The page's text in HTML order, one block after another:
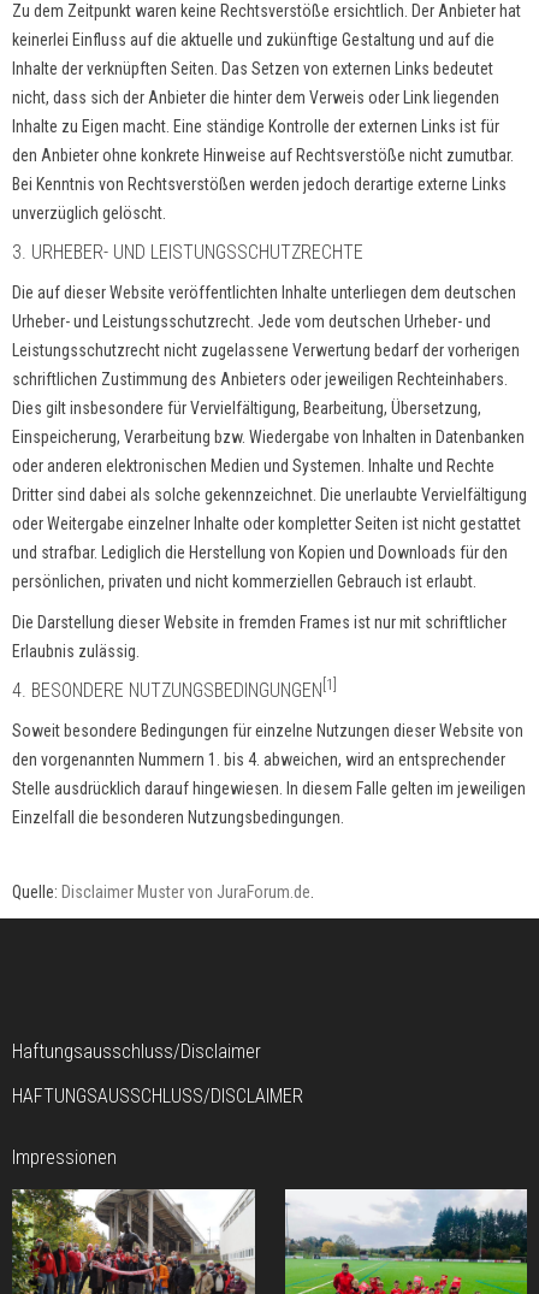
Zu dem Zeitpunkt waren keine Rechtsverstöße ersichtlich. Der Anbieter hat
keinerlei Einfluss auf die aktuelle und zukünftige Gestaltung und auf die
Inhalte der verknüpften Seiten. Das Setzen von externen Links bedeutet
nicht, dass sich der Anbieter die hinter dem Verweis oder Link liegenden
Inhalte zu Eigen macht. Eine ständige Kontrolle der externen Links ist für
den Anbieter ohne konkrete Hinweise auf Rechtsverstöße nicht zumutbar.
Bei Kenntnis von Rechtsverstößen werden jedoch derartige externe Links
unverzüglich gelöscht.
3. URHEBER- UND LEISTUNGSSCHUTZRECHTE
Die auf dieser Website veröffentlichten Inhalte unterliegen dem deutschen
Urheber- und Leistungsschutzrecht. Jede vom deutschen Urheber- und
Leistungsschutzrecht nicht zugelassene Verwertung bedarf der vorherigen
schriftlichen Zustimmung des Anbieters oder jeweiligen Rechteinhabers.
Dies gilt insbesondere für Vervielfältigung, Bearbeitung, Übersetzung,
Einspeicherung, Verarbeitung bzw. Wiedergabe von Inhalten in Datenbanken
oder anderen elektronischen Medien und Systemen. Inhalte und Rechte
Dritter sind dabei als solche gekennzeichnet. Die unerlaubte Vervielfältigung
oder Weitergabe einzelner Inhalte oder kompletter Seiten ist nicht gestattet
und strafbar. Lediglich die Herstellung von Kopien und Downloads für den
persönlichen, privaten und nicht kommerziellen Gebrauch ist erlaubt.
Die Darstellung dieser Website in fremden Frames ist nur mit schriftlicher
Erlaubnis zulässig.
4. BESONDERE NUTZUNGSBEDINGUNGEN [1]
Soweit besondere Bedingungen für einzelne Nutzungen dieser Website von
den vorgenannten Nummern 1. bis 4. abweichen, wird an entsprechender
Stelle ausdrücklich darauf hingewiesen. In diesem Falle gelten im jeweiligen
Einzelfall die besonderen Nutzungsbedingungen.
Quelle: Disclaimer Muster von JuraForum.de
Haftungsausschluss/Disclaimer
HAFTUNGSAUSSCHLUSS/DISCLAIMER
Impressionen